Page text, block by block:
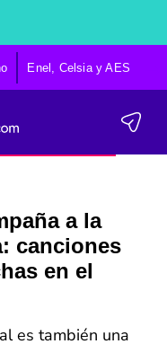
Enel, Celsia y AES
a la
canciones
en el
es también una